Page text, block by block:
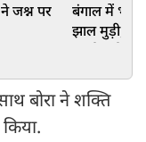
जश्न पर
बंगाल में
झाल मुड़ी,
बोरा ने शक्ति